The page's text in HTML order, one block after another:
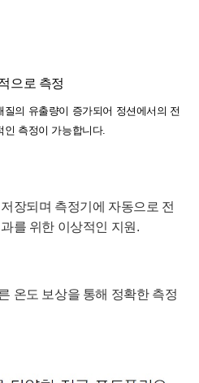
으로 측정
의 유출량이 증가되어 정션에서의 전
인 측정이 가능합니다.
장되며 측정기에 자동으로 전
를 위한 이상적인 지원.
온도 보상을 통해 정확한 측정